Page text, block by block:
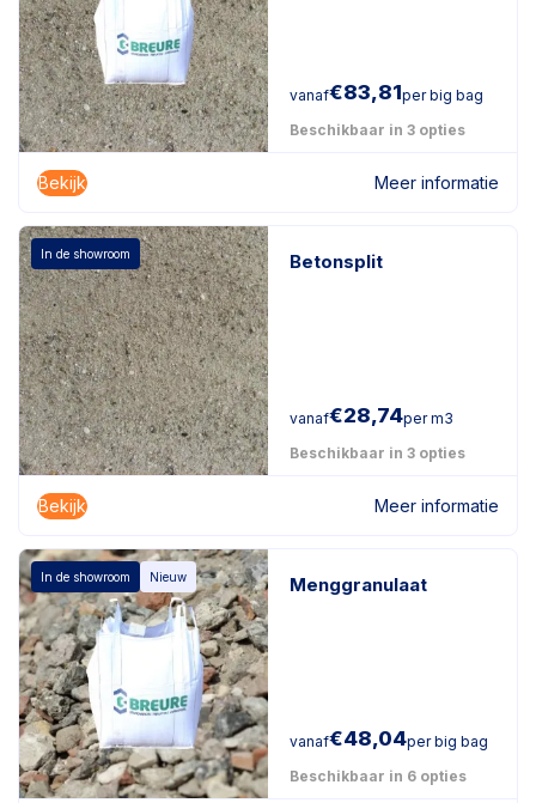
vanaf€83,81per big bag
Beschikbaar in 3 opties
Bekijk Meer informatie
In de showroom Betonsplit
vanaf€28,74per m3
Beschikbaar in 3 opties
Bekijk Meer informatie
In de showroom Nieuw Menggranulaat
vanaf€48,04per big bag
Beschikbaar in 6 opties